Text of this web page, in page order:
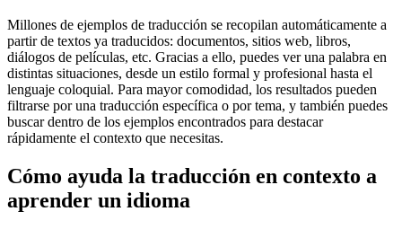
Millones de ejemplos de traducción se recopilan automáticamente a
partir de textos ya traducidos: documentos, sitios web, libros,
diálogos de películas, etc. Gracias a ello, puedes ver una palabra en
distintas situaciones, desde un estilo formal y profesional hasta el
lenguaje coloquial. Para mayor comodidad, los resultados pueden
filtrarse por una traducción específica o por tema, y también puedes
buscar dentro de los ejemplos encontrados para destacar
rápidamente el contexto que necesitas.
Cómo ayuda la traducción en contexto a
aprender un idioma